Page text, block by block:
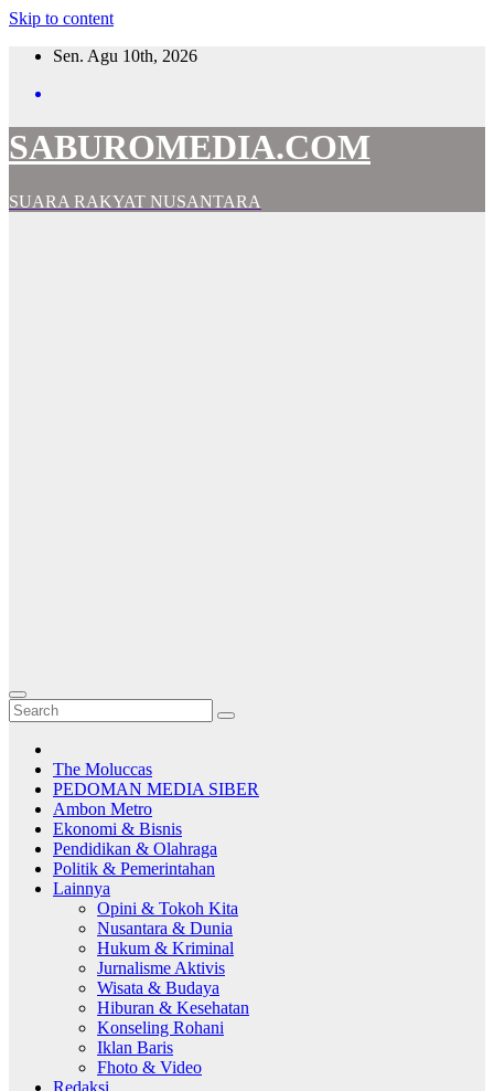
Skip to content
Sen. Agu 10th, 2026
SABUROMEDIA.COM
SUARA RAKYAT NUSANTARA
The Moluccas
PEDOMAN MEDIA SIBER
Ambon Metro
Ekonomi & Bisnis
Pendidikan & Olahraga
Politik & Pemerintahan
Lainnya
Opini & Tokoh Kita
Nusantara & Dunia
Hukum & Kriminal
Jurnalisme Aktivis
Wisata & Budaya
Hiburan & Kesehatan
Konseling Rohani
Iklan Baris
Fhoto & Video
Redaksi